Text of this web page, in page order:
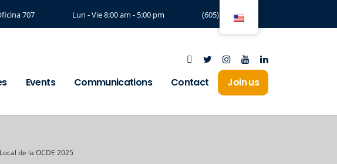
707 Lun - Vie 8:00 am - 5:00 pm (605) 3294197
Events Communications Contact Join us
de la OCDE 2025